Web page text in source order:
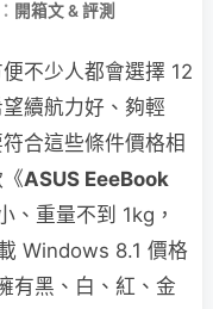
開箱文 & 評測
不少人都會選擇 12
續航力好、夠輕
合這些條件價格相
ASUS EeeBook
、重量不到 1kg，
Windows 8.1 價格
有黑、白、紅、金